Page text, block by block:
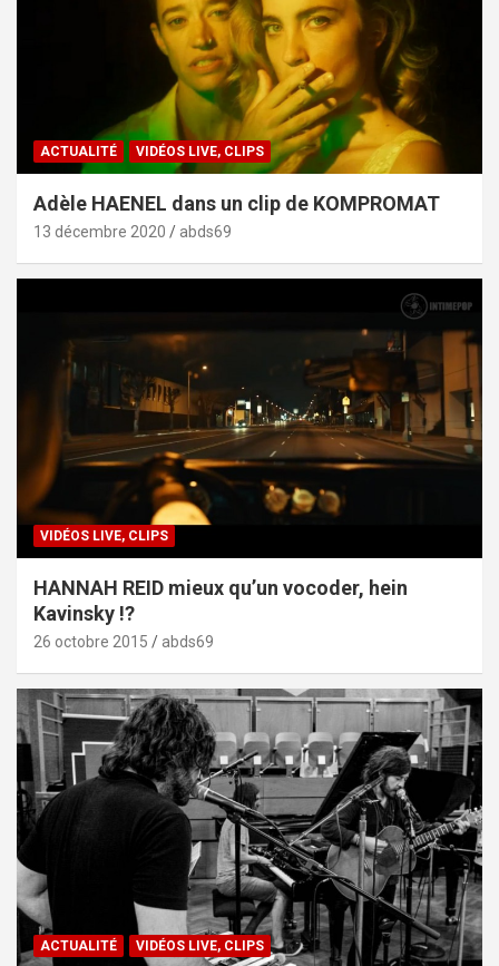
ACTUALITÉ VIDÉOS LIVE, CLIPS
Adèle HAENEL dans un clip de KOMPROMAT
13 décembre 2020 abds69
VIDÉOS LIVE, CLIPS
HANNAH REID mieux qu’un vocoder, hein
Kavinsky !?
26 octobre 2015 abds69
ACTUALITÉ VIDÉOS LIVE, CLIPS